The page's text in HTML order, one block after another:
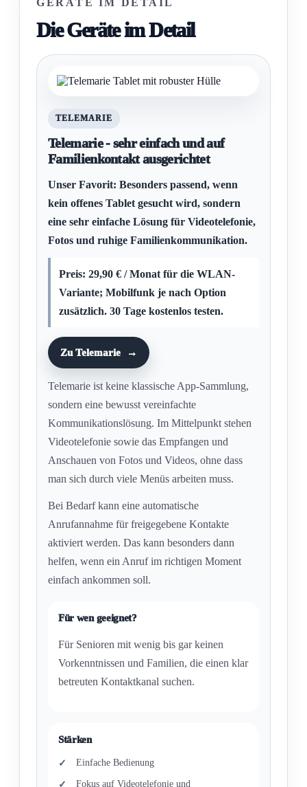
GERÄTE IM DETAIL
Die Geräte im Detail
TELEMARIE
Telemarie - sehr einfach und auf
Familienkontakt ausgerichtet
Unser Favorit: Besonders passend, wenn
kein offenes Tablet gesucht wird, sondern
eine sehr einfache Lösung für Videotelefonie,
Fotos und ruhige Familienkommunikation.
Preis: 29,90 € / Monat für die WLAN-
Variante; Mobilfunk je nach Option
zusätzlich. 30 Tage kostenlos testen.
Zu Telemarie
Telemarie ist keine klassische App-Sammlung,
sondern eine bewusst vereinfachte
Kommunikationslösung. Im Mittelpunkt stehen
Videotelefonie sowie das Empfangen und
Anschauen von Fotos und Videos, ohne dass
man sich durch viele Menüs arbeiten muss.
Bei Bedarf kann eine automatische
Anrufannahme für freigegebene Kontakte
aktiviert werden. Das kann besonders dann
helfen, wenn ein Anruf im richtigen Moment
einfach ankommen soll.
Für wen geeignet?
Für Senioren mit wenig bis gar keinen
Vorkenntnissen und Familien, die einen klar
betreuten Kontaktkanal suchen.
Stärken
Einfache Bedienung
Fokus auf Videotelefonie und